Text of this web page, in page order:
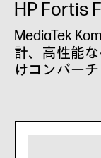
HP Fortis
MediaTek
計、高性能
けコンバー